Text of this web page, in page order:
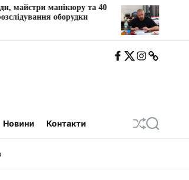
та 40
Схема через «транзитну»
фірми намагалися
барменів у Трускавці.
F
T
w
I
n
T
Новини Контакти
П
е
т
П
о
к